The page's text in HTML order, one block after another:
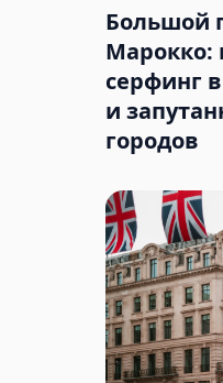
Большой
Марокко:
серфинг
и
городов